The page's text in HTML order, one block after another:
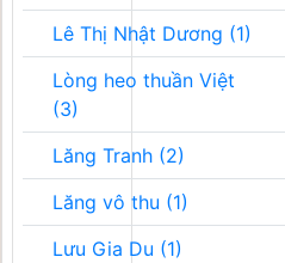
Lê Thị Nhật Dương (1)
Lòng heo thuần Việt
(3)
Lăng Tranh (2)
Lăng vô thu (1)
Lưu Gia Du (1)